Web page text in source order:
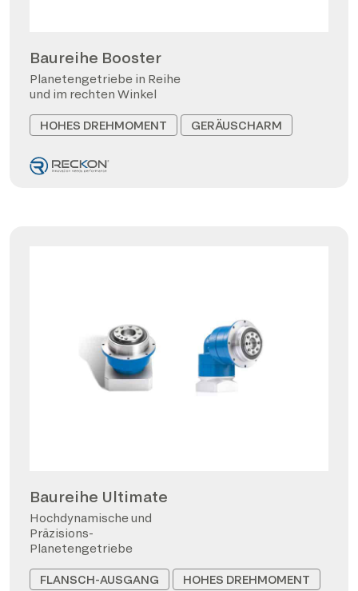
Baureihe Booster
Planetengetriebe in Reihe
und im rechten Winkel
HOHES DREHMOMENT GERÄUSCHARM
Baureihe Ultimate
Hochdynamische und
Präzisions-
Planetengetriebe
FLANSCH-AUSGANG
HOHES DREHMOMENT